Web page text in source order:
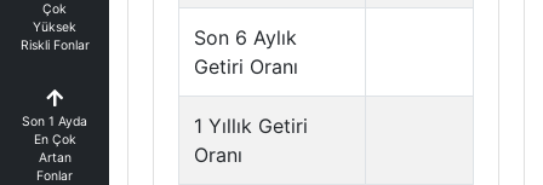
Çok
Yüksek
Riskli Fonlar
Son 1 Ayda
En Çok
Artan
Fonlar
Son 6 Aylık
Getiri Oranı
1 Yıllık Getiri
Oranı